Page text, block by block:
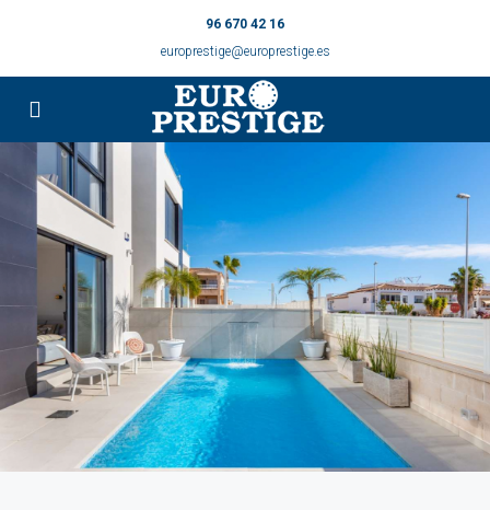
96 670 42 16
europrestige@europrestige.es